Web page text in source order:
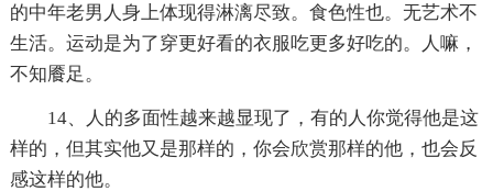
的中年老男人身上体现得淋漓尽致。食色性也。无艺术不
生活。运动是为了穿更好看的衣服吃更多好吃的。人嘛，
不知餍足。
14、人的多面性越来越显现了，有的人你觉得他是这
样的，但其实他又是那样的，你会欣赏那样的他，也会反
感这样的他。